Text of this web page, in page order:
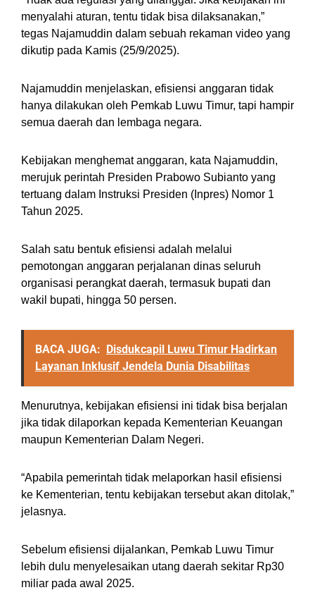
menyalahi aturan, tentu tidak bisa dilaksanakan,”
tegas Najamuddin dalam sebuah rekaman video yang
dikutip pada Kamis (25/9/2025).
Najamuddin menjelaskan, efisiensi anggaran tidak
hanya dilakukan oleh Pemkab Luwu Timur, tapi hampir
semua daerah dan lembaga negara.
Kebijakan menghemat anggaran, kata Najamuddin,
merujuk perintah Presiden Prabowo Subianto yang
tertuang dalam Instruksi Presiden (Inpres) Nomor 1
Tahun 2025.
Salah satu bentuk efisiensi adalah melalui
pemotongan anggaran perjalanan dinas seluruh
organisasi perangkat daerah, termasuk bupati dan
wakil bupati, hingga 50 persen.
BACA JUGA: Disdukcapil Luwu Timur Hadirkan
Layanan Inklusif Jendela Dunia Disabilitas
Menurutnya, kebijakan efisiensi ini tidak bisa berjalan
jika tidak dilaporkan kepada Kementerian Keuangan
maupun Kementerian Dalam Negeri.
“Apabila pemerintah tidak melaporkan hasil efisiensi
ke Kementerian, tentu kebijakan tersebut akan ditolak,”
jelasnya.
Sebelum efisiensi dijalankan, Pemkab Luwu Timur
lebih dulu menyelesaikan utang daerah sekitar Rp30
miliar pada awal 2025.